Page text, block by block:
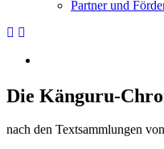
Partner und
Die Känguru-
nach den Textsammlungen